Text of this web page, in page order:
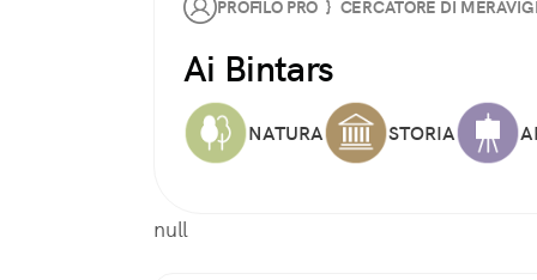
PROFILO PRO } CERCATORE DI
Ai Bintars
NATURA STORIA
null